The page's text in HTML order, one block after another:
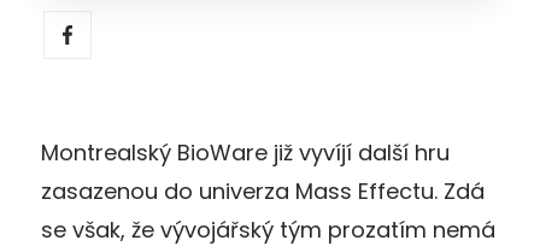
Montrealský BioWare již vyvíjí další hru
zasazenou do univerza Mass Effectu. Zdá
se však, že vývojářský tým prozatím nemá